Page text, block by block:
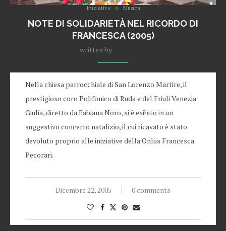
Iniziative Musica
NOTE DI SOLIDARIETÀ NEL RICORDO DI
FRANCESCA (2005)
written by
Nella chiesa parrocchiale di San Lorenzo Martire, il
prestigioso coro Polifonico di Ruda e del Friuli Venezia
Giulia, diretto da Fabiana Noro, si è esibito in un
suggestivo concerto natalizio, il cui ricavato è stato
devoluto proprio alle iniziative della Onlus Francesca
Pecorari.
Dicembre 22, 2005 0 comments